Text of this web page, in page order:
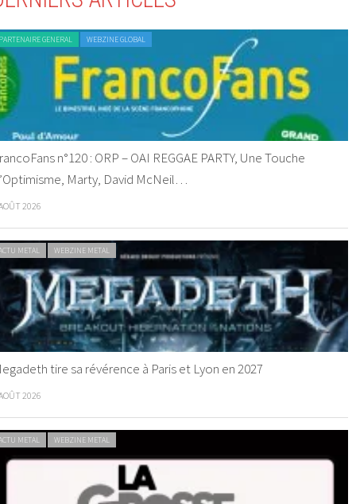
GENERAL WEBZINE GLOBAL
n°120 : ORP – OAI REGGAE PARTY, Une Touche
Marty, David McNeil…
2026
METAL WEBZINE METAL
tire sa révérence à Paris et Lyon en 2027
2026
METAL WEBZINE METAL